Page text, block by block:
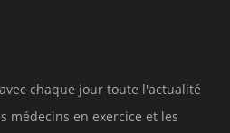
chaque jour toute l'actualité
médecins en exercice et les